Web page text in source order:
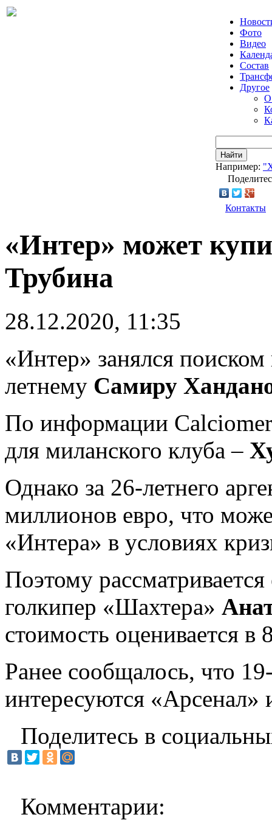
Фото
Видео
Состав
Другое
О
Найти
Например:
Контакты
«Интер» может
Трубина
28.12.2020, 11:35
«Интер» занялся
летнему Самиру
По информации
для миланского клуба –
Однако за 26-летнего
миллионов евро, что
«Интера» в условиях
Поэтому
голкипер «Шахтера»
стоимость оценивается в
Ранее сообщалось, что
интересуются «Арсенал»
Поделитесь в
Комментарии: